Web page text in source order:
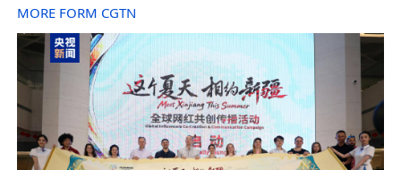
MORE FORM CGTN